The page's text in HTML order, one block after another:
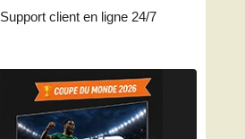
Support client en ligne 24/7